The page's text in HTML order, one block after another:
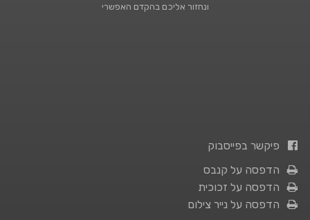
ונחזור אליכם בהקדם האפשרי
פיקשר בפייסבוק
הדפסה על קנבס
הדפסה על זכוכית
הדפסה על נייר צילום